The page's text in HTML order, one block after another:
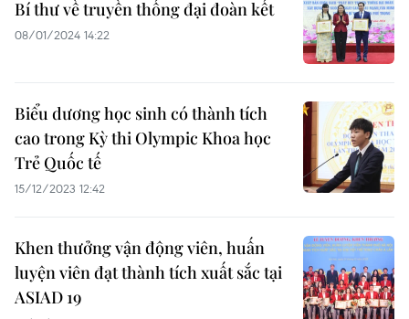
Bí thư về truyền thống đại đoàn kết
08/01/2024 14:22
Biểu dương học sinh có thành tích
cao trong Kỳ thi Olympic Khoa học
Trẻ Quốc tế
15/12/2023 12:42
Khen thưởng vận động viên, huấn
luyện viên đạt thành tích xuất sắc tại
ASIAD 19